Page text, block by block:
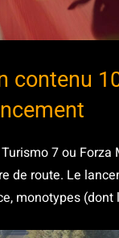
contenu
7 ou
de route. Le
monotypes (dont